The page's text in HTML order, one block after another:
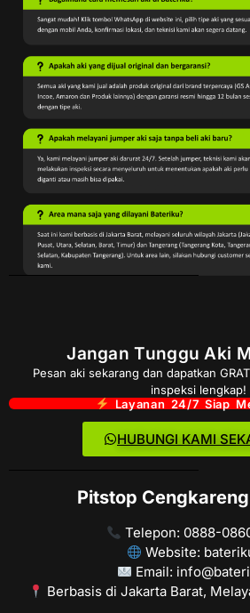
Jangan Tunggu Aki
Pesan aki sekarang dan dapatkan
inspeksi lengkap!
Layanan 24/7 Siap
HUBUNGI KAMI
Pitstop
Telepon: 0888-
Website:
Email:
Berbasis di Jakarta Barat,